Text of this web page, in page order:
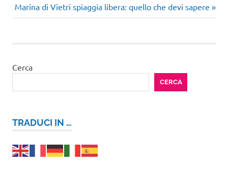
articoli
precedente:
Articolo
successivo:
Marina di Vietri spiaggia libera: quello che devi sapere
Cerca
CERCA
TRADUCI IN …